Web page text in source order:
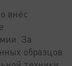
внёс
За
образцов